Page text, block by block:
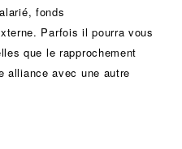
, fonds
Parfois il pourra vous
que le rapprochement
alliance avec une autre